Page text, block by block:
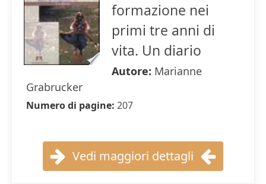
formazione nei
primi tre anni di
vita. Un diario
Autore: Marianne
Grabrucker
Numero di pagine: 207
Vedi maggiori dettagli